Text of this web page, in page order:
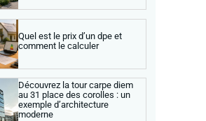
Quel est le prix d’un dpe et
comment le calculer
Découvrez la tour carpe diem
au 31 place des corolles : un
exemple d’architecture
moderne